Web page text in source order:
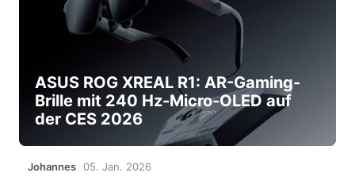
ASUS ROG XREAL R1: AR-Gaming-
Brille mit 240 Hz-Micro-OLED auf
der CES 2026
Johannes 05. Jan. 2026